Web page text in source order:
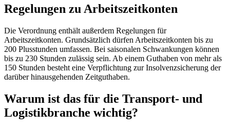
Regelungen zu Arbeitszeitkonten
Die Verordnung enthält außerdem Regelungen für
Arbeitszeitkonten. Grundsätzlich dürfen Arbeitszeitkonten bis zu
200 Plusstunden umfassen. Bei saisonalen Schwankungen können
bis zu 230 Stunden zulässig sein. Ab einem Guthaben von mehr als
150 Stunden besteht eine Verpflichtung zur Insolvenzsicherung der
darüber hinausgehenden Zeitguthaben.
Warum ist das für die Transport- und
Logistikbranche wichtig?